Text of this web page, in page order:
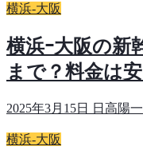
横浜-大阪
横浜ｰ大阪の新
まで？料金は
2025年3月15日 日高陽一
横浜-大阪